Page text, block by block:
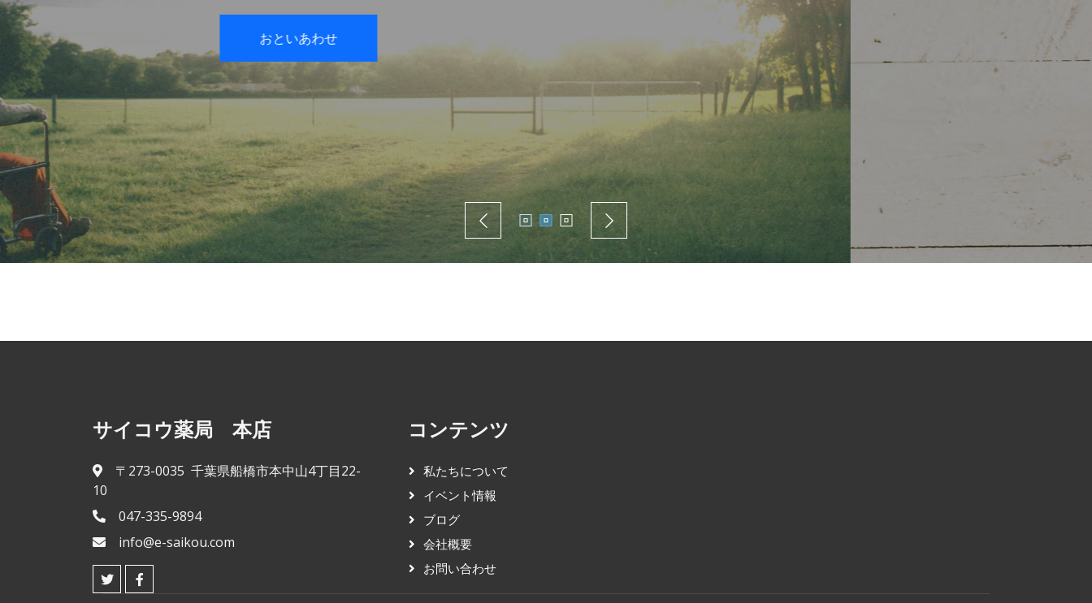
おといあわせ
サイコウ薬局 本店
〒273-0035 千葉県船橋市本中山4丁目22-
10
047-335-9894
info@e-saikou.com
コンテンツ
私たちについて
イベント情報
ブログ
会社概要
お問い合わせ